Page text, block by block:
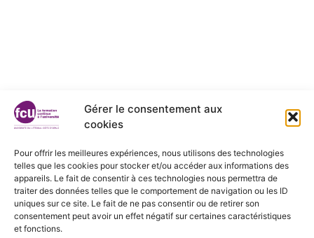
Gérer le consentement aux
cookies
Pour offrir les meilleures expériences, nous utilisons des technologies
telles que les cookies pour stocker et/ou accéder aux informations des
appareils. Le fait de consentir à ces technologies nous permettra de
traiter des données telles que le comportement de navigation ou les ID
uniques sur ce site. Le fait de ne pas consentir ou de retirer son
consentement peut avoir un effet négatif sur certaines caractéristiques
et fonctions.